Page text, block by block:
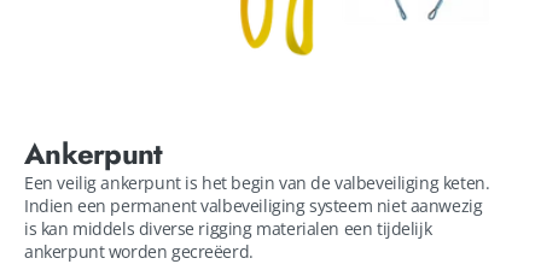
Ankerpunt
Een veilig ankerpunt is het begin van de valbeveiliging keten.
Indien een permanent valbeveiliging systeem niet aanwezig
is kan middels diverse rigging materialen een tijdelijk
ankerpunt worden gecreëerd.